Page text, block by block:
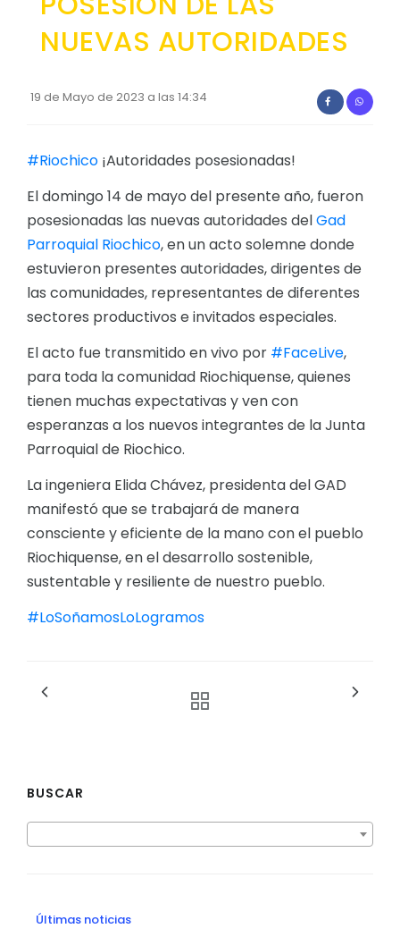
GESTIÓN ADMINISTRATIVA
Plan de desarrollo y Ordenamiento Territorial -
Plan Operativo Anual - POA
Convenios Institucionales
PRESUPUESTO: EJECUCIÓN Y REPORTES
Cédulas presupuestarias y balances
Procesos de contratación
Ejecución Presupuestaria
Obras y proyectos
NUEVAS AUTORIDADES
19 de Mayo de 2023 a las 14:34
#Riochico ¡Autoridades posesionadas!
El domingo 14 de mayo del presente año, fueron
posesionadas las nuevas autoridades delGad
Parroquial Riochico, en un acto solemne donde
estuvieron presentes autoridades, dirigentes de
las comunidades, representantes de diferentes
sectores productivos e invitados especiales.
El acto fue transmitido en vivo por #FaceLive,
para toda la comunidad Riochiquense, quienes
tienen muchas expectativas y ven con
esperanzas a los nuevos integrantes de la Junta
Parroquial de Riochico.
La ingeniera Elida Chávez, presidenta del GAD
manifestó que se trabajará de manera
consciente y eficiente de la mano con el pueblo
Riochiquense, en el desarrollo sostenible,
sustentable y resiliente de nuestro pueblo.
#LoSoñamosLoLogramos
BUSCAR
Últimas noticias